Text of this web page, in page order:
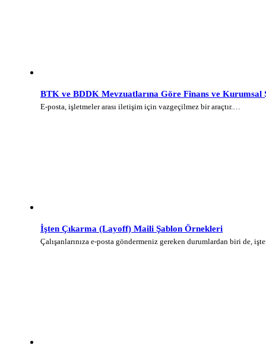
BTK ve BDDK Mevzuatlarına Göre Finans ve
E-posta, işletmeler arası iletişim için vazgeçilmez bir araçtır.…
İşten Çıkarma (Layoff) Maili Şablon Örnekleri
Çalışanlarınıza e-posta göndermeniz gereken durumlardan biri de,